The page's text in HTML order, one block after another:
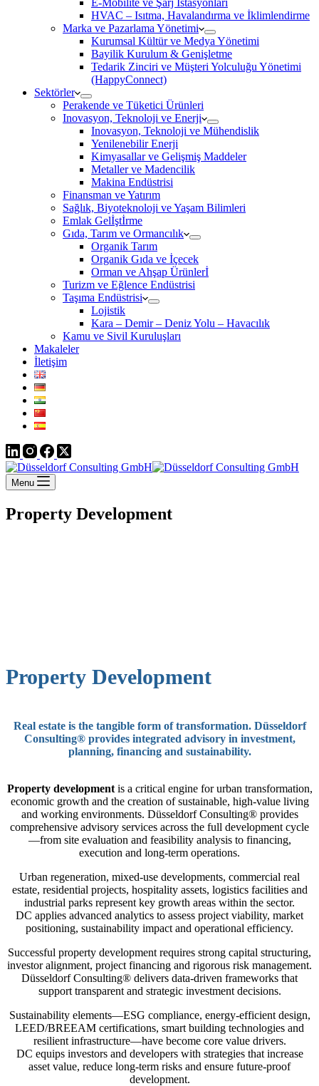
E-Mobilite ve Şarj İstasyonları
HVAC – Isıtma, Havalandırma ve İklimlendirme
Marka ve Pazarlama Yönetimi
Kurumsal Kültür ve Medya Yönetimi
Bayilik Kurulum & Genişletme
Tedarik Zinciri ve Müşteri Yolculuğu Yönetimi
(HappyConnect)
Sektörler
Perakende ve Tüketici Ürünleri
Inovasyon, Teknoloji ve Enerji
Inovasyon, Teknoloji ve Mühendislik
Yenilenebilir Enerji
Kimyasallar ve Gelişmiş Maddeler
Metaller ve Madencilik
Makina Endüstrisi
Finansman ve Yatırım
Sağlık, Biyoteknoloji ve Yaşam Bilimleri
Emlak Gelİştİrme
Gıda, Tarım ve Ormancılık
Organik Tarım
Organik Gıda ve İçecek
Orman ve Ahşap Ürünlerİ
Turizm ve Eğlence Endüstrisi
Taşıma Endüstrisi
Lojistik
Kara – Demir – Deniz Yolu – Havacılık
Kamu ve Sivil Kuruluşları
Makaleler
İletişim
Menu
Property Development
Property Development
Real estate is the tangible form of transformation. Düsseldorf
Consulting® provides integrated advisory in investment,
planning, financing and sustainability.
Property developmentis a critical engine for urban transformation,
economic growth and the creation of sustainable, high-value living
and working environments. Düsseldorf Consulting® provides
comprehensive advisory services across the full development cycle
—from site evaluation and feasibility analysis to financing,
execution and long-term operations.
Urban regeneration, mixed-use developments, commercial real
estate, residential projects, hospitality assets, logistics facilities and
industrial parks represent key growth areas within the sector.
DC applies advanced analytics to assess project viability, market
positioning, sustainability impact and operational efficiency.
Successful property development requires strong capital structuring,
investor alignment, project financing and rigorous risk management.
Düsseldorf Consulting® delivers data-driven frameworks that
support transparent and strategic investment decisions.
Sustainability elements—ESG compliance, energy-efficient design,
LEED/BREEAM certifications, smart building technologies and
resilient infrastructure—have become core value drivers.
DC equips investors and developers with strategies that increase
asset value, reduce long-term risks and ensure future-proof
development.